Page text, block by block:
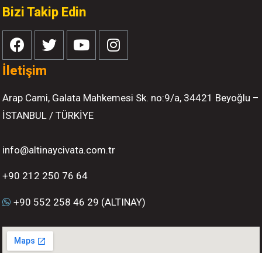
Bizi Takip Edin
İletişim
Arap Cami, Galata Mahkemesi Sk. no:9/a, 34421 Beyoğlu –
İSTANBUL / TÜRKİYE
info@altinaycivata.com.tr
+90 212 250 76 64
+90 552 258 46 29 (ALTINAY)